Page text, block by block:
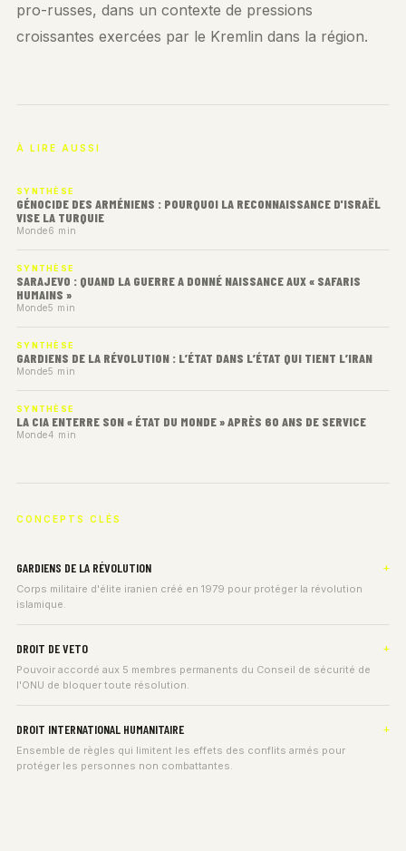
pro-russes, dans un contexte de pressions
croissantes exercées par le Kremlin dans la région.
À LIRE AUSSI
SYNTHÈSE
GÉNOCIDE DES ARMÉNIENS : POURQUOI LA RECONNAISSANCE D'ISRAËL
VISE LA TURQUIE
Monde6 min
SYNTHÈSE
SARAJEVO : QUAND LA GUERRE A DONNÉ NAISSANCE AUX « SAFARIS
HUMAINS »
Monde5 min
SYNTHÈSE
GARDIENS DE LA RÉVOLUTION : L’ÉTAT DANS L’ÉTAT QUI TIENT L’IRAN
Monde5 min
SYNTHÈSE
LA CIA ENTERRE SON « ÉTAT DU MONDE » APRÈS 60 ANS DE SERVICE
Monde4 min
CONCEPTS CLÉS
GARDIENS DE LA RÉVOLUTION
Corps militaire d'élite iranien créé en 1979 pour protéger la révolution
islamique.
DROIT DE VETO
Pouvoir accordé aux 5 membres permanents du Conseil de sécurité de
l'ONU de bloquer toute résolution.
DROIT INTERNATIONAL HUMANITAIRE
Ensemble de règles qui limitent les effets des conflits armés pour
protéger les personnes non combattantes.